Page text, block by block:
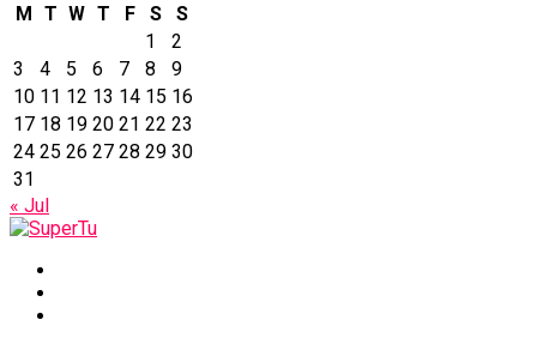
M T W T F S
S
1
2
3
4 5 6 7 8
9
10 11 12 13 14 15 16
17 18 19 20 21 22 23
24 25 26 27 28 29 30
31
« Jul